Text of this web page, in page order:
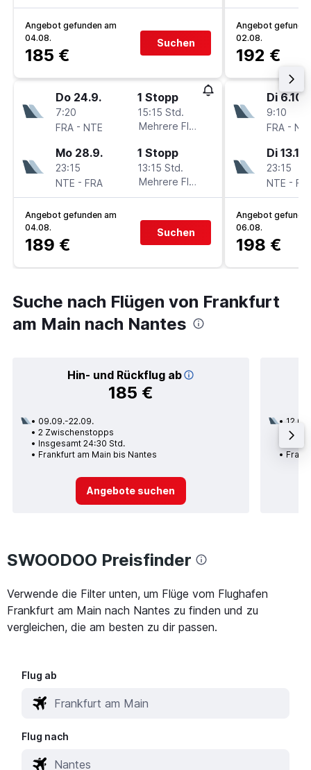
Angebot gefunden am
04.08.
185 €
Suchen
Do 24.9.
7:20
FRA - NTE
1 Stopp
15:15 Std.
Mehrere Fluglinien
Mo 28.9.
23:15
NTE - FRA
1 Stopp
13:15 Std.
Mehrere Fluglinien
Angebot gefunden am
04.08.
189 €
Suchen
Angebot
02.08.
192 €
Di 6.10.
9:10
FRA -
Di 13.10.
23:15
NTE -
Angebot
06.08.
198 €
Suche nach Flügen von Frankfurt
am Main nach Nantes
Hin- und Rückflug ab
185 €
09.09.-22.09.
2 Zwischenstopps
Insgesamt 24:30 Std.
Frankfurt am Main bis Nantes
Angebote suchen
12.09.
1
SWOODOO Preisfinder
Verwende die Filter unten, um Flüge vom Flughafen
Frankfurt am Main nach Nantes zu finden und zu
vergleichen, die am besten zu dir passen.
Flug ab
Flug nach